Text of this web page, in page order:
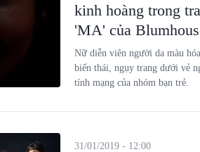
kinh hoàng trong
'MA' của
Nữ diễn viên người da màu
biến thái, ngụy trang dưới vẻ
tính mạng của nhóm bạn trẻ.
31/01/2019 - 12:00